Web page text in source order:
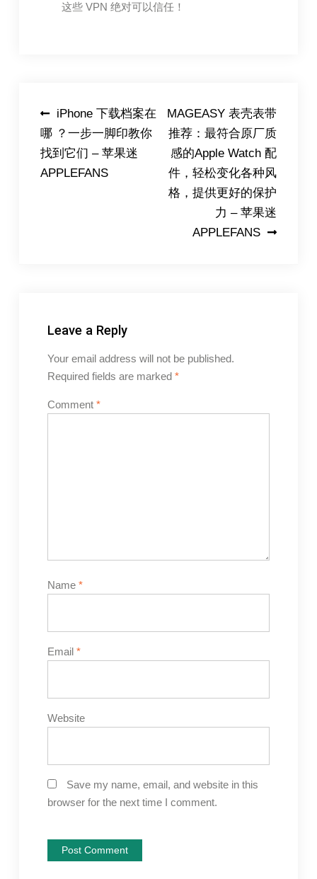
这些 VPN 绝对可以信任！
Post
navigation
iPhone 下载档案在
哪 ？一步一脚印教你
找到它们 – 苹果迷
APPLEFANS
MAGEASY 表壳表带
推荐：最符合原厂质
感的Apple Watch 配
件，轻松变化各种风
格，提供更好的保护
力 – 苹果迷
APPLEFANS
Leave a Reply
Your email address will not be published.
Required fields are marked *
Comment *
Name *
Email *
Website
Save my name, email, and website in this
browser for the next time I comment.